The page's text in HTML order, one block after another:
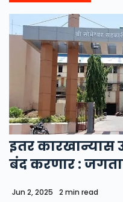
इतर कारखान्यास
बंद करणार :
Jun 2, 2025 2 min read